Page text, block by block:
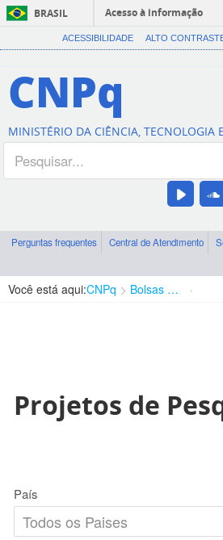
BRASIL
Acesso à informação
ACESSIBILIDADE ALTO
CNPq
MINISTÉRIO DA CIÊNCIA, TECNOLOGIA
Perguntas frequentes Central de Atendimento
Você está aqui:CNPq Bolsas e Auxílios Vigentes
Projetos de
País